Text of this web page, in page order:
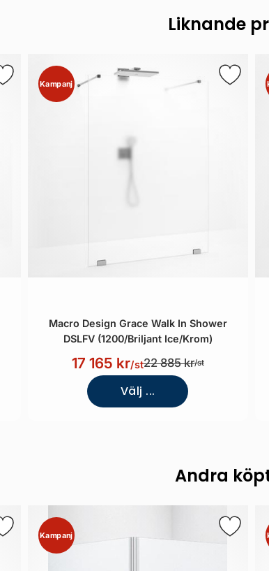
Liknande
Kampanj
Macro Design Grace Walk In Shower
DSLFV (1200/Briljant Ice/Krom)
17 165 kr/st22 885 kr/st
Välj ...
Andra
Kampanj